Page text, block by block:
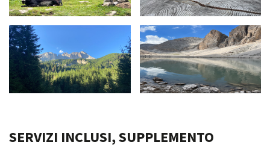
SERVIZI INCLUSI, SUPPLEMENTO